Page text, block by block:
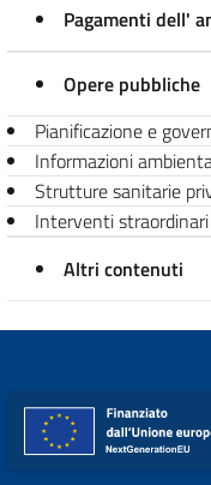
Pagamenti dell'
Opere pubbliche
Pianificazione e
Informazioni
Strutture sanitarie
Interventi
Altri contenuti